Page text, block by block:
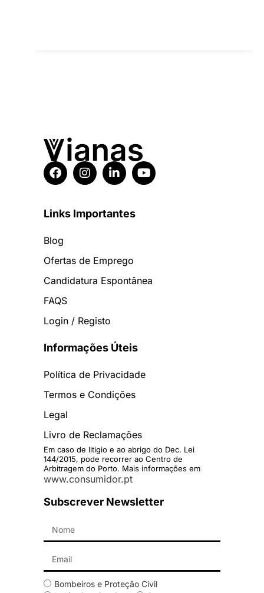
Links Importantes
Blog
Ofertas de Emprego
Candidatura Espontânea
FAQS
Login / Registo
Informações Úteis
Política de Privacidade
Termos e Condições
Legal
Livro de Reclamações
Em caso de litigio e ao abrigo do Dec. Lei
144/2015, pode recorrer ao Centro de
Arbitragem do Porto. Mais informações em
www.consumidor.pt
Subscrever Newsletter
Bombeiros e Proteção Civil